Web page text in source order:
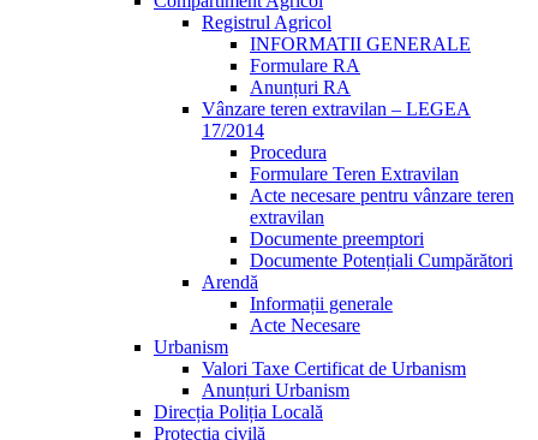
Registrul Agricol
INFORMATII GENERALE
Formulare RA
Anunțuri RA
Vânzare teren extravilan – LEGEA
17/2014
Procedura
Formulare Teren Extravilan
Acte necesare pentru vânzare teren
extravilan
Documente preemptori
Documente Potențiali Cumpărători
Arendă
Informații generale
Acte Necesare
Urbanism
Valori Taxe Certificat de Urbanism
Anunțuri Urbanism
Direcția Poliția Locală
Protecția civilă